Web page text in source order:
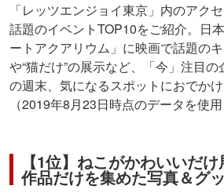
「レッツエンジョイ東京」内のアク
話題のイベントTOP10をご紹介。日
ートアクアリウム」に映画で話題の
や“猫だけ”の展示など、「今」注目
の週末、気になるスポットにおでか
（2019年8月23日時点のデータを使用
【1位】ねこがかわいいだ
作品だけを集めた写真＆グ